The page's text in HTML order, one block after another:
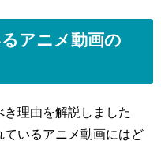
アニメ動画の
理由を解説しました
いるアニメ動画にはど